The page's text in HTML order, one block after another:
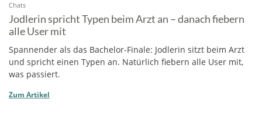
Chats
Jodlerin spricht Typen beim Arzt an – danach fiebern
alle User mit
Spannender als das Bachelor-Finale: Jodlerin sitzt beim Arzt
und spricht einen Typen an. Natürlich fiebern alle User mit,
was passiert.
Zum Artikel